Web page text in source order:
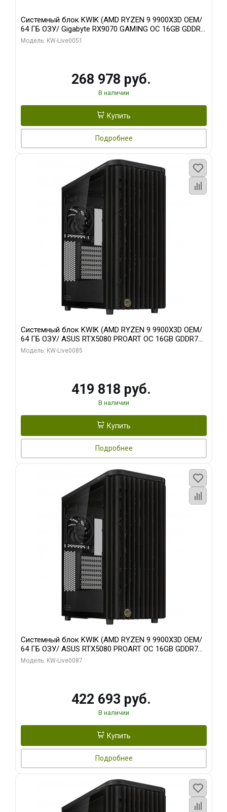
Системный блок KWIK (AMD RYZEN 9 9900X3D OEM/
64 ГБ ОЗУ/ Gigabyte RX9070 GAMING OC 16GB GDDR6
256bit 2xDP 2xH/ 960 ГБ SSD)
Модель: KW-Live0051
268 978 руб.
В наличии
Купить
Подробнее
Системный блок KWIK (AMD RYZEN 9 9900X3D OEM/
64 ГБ ОЗУ/ ASUS RTX5080 PROART OC 16GB GDDR7
256bit Type-C DP 2/ 960 ГБ SSD)
Модель: KW-Live0085
419 818 руб.
В наличии
Купить
Подробнее
Системный блок KWIK (AMD RYZEN 9 9900X3D OEM/
64 ГБ ОЗУ/ ASUS RTX5080 PROART OC 16GB GDDR7
256bit Type-C DP 2/ 1 ТБ SSD)
Модель: KW-Live0087
422 693 руб.
В наличии
Купить
Подробнее